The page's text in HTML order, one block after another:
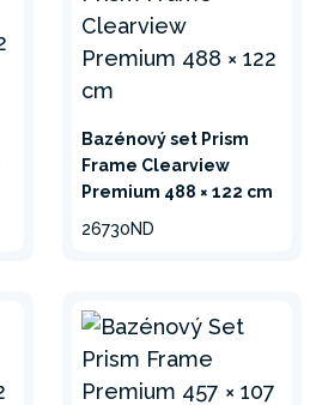
filtrujú vodu a
jej čistotu a
vďaka
Hydro Aeration™.
minimalizovať
Bazénový set Prism
Frame Clearview
Premium 488 × 122 cm
26730ND